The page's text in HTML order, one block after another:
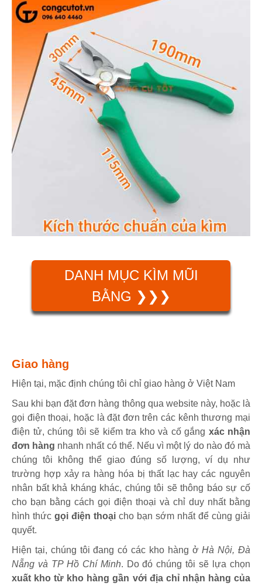
DANH MỤC KÌM MŨI
BẰNG ❯❯❯
Giao hàng
Hiện tại, mặc định chúng tôi chỉ giao hàng ở Việt Nam
Sau khi bạn đặt đơn hàng thông qua website này, hoặc là
gọi điện thoại, hoặc là đặt đơn trên các kênh thương mại
điện tử, chúng tôi sẽ kiểm tra kho và cố gắng xác nhận
đơn hàng nhanh nhất có thể. Nếu vì một lý do nào đó mà
chúng tôi không thể giao đúng số lượng, ví dụ như
trường hợp xảy ra hàng hóa bị thất lạc hay các nguyên
nhân bất khả kháng khác, chúng tôi sẽ thông báo sự cố
cho bạn bằng cách gọi điện thoại và chỉ duy nhất bằng
hình thức gọi điện thoại cho bạn sớm nhất để cùng giải
quyết.
Hiện tại, chúng tôi đang có các kho hàng ởHà Nội, Đà
Nẵng và TP Hồ Chí Minh. Do đó chúng tôi sẽ lựa chọn
xuất kho từ kho hàng gần với địa chỉ nhận hàng của